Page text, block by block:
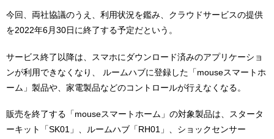
今回、両社協議のうえ、利用状況を鑑み、クラウドサービスの提供
を2022年6月30日に終了する予定だという。
サービス終了以降は、スマホにダウンロード済みのアプリケーショ
ンが利用できなくなり、 ルームハブに登録した「mouseスマートホ
ーム」製品や、家電製品などのコントロールが行えなくなる。
販売を終了する「mouseスマートホーム」の対象製品は、スタータ
ーキット「SK01」、ルームハブ「RH01」、ショックセンサー